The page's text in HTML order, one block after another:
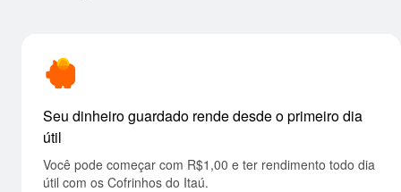
Seu dinheiro guardado rende desde o primeiro
dia útil
Você pode começar com R$1,00 e ter rendimento
todo dia útil com os Cofrinhos do Itaú.